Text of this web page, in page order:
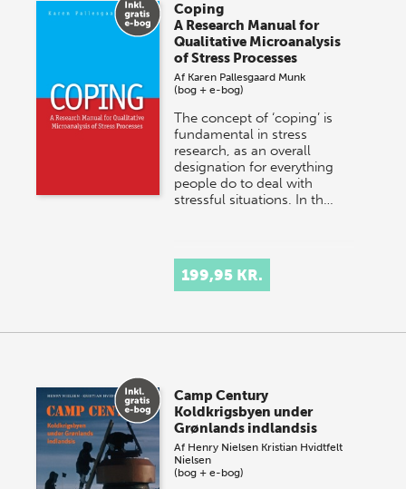
Coping
A Research Manual for
Qualitative Microanalysis
of Stress Processes
Af Karen Pallesgaard Munk
(bog + e-bog)
The concept of ‘coping’ is
fundamental in stress
research, as an overall
designation for everything
people do to deal with
stressful situations. In th…
199,95 KR.
Camp Century
Koldkrigsbyen under
Grønlands indlandsis
Af Henry Nielsen Kristian Hvidtfelt
Nielsen
(bog + e-bog)